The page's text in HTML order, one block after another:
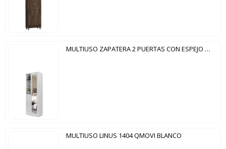
MULTIUSO ZAPATERA 2 PUERTAS CON ESPEJO LINCE MX BLANCO
MULTIUSO LINUS 1404 QMOVI BLANCO